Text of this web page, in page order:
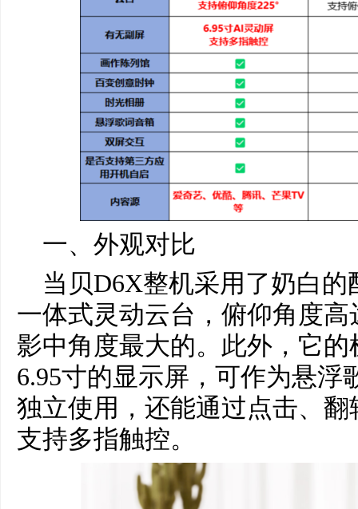
一、外观对比
当贝D6X整机采用了奶白
一体式灵动云台，俯仰角度高
影中角度最大的。此外，它
6.95寸的显示屏，可作为悬浮
独立使用，还能通过点击、
支持多指触控。